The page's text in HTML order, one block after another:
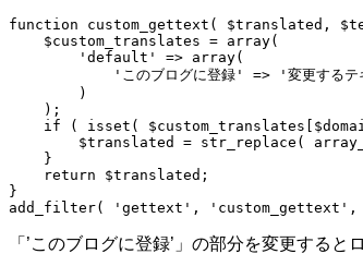
function custom_gettext( $translated,
    $custom_translates = array(
        'default' => array(
'このブログに登録' => '変更するテ
        )
    );
if ( isset(
$translated = str_replace(
    }
    return $translated;
}
「’このブログに登録’」の部分を変更する